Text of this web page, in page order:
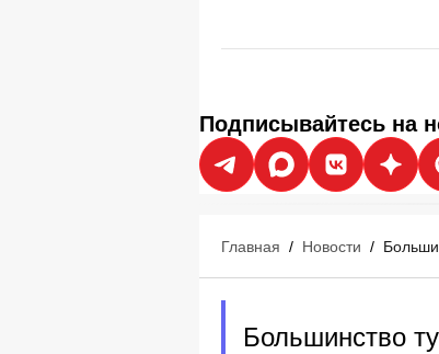
Подписывайтесь на
Главная / Новости /
Большинство